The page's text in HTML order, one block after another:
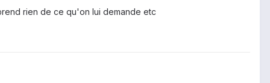
rien de ce qu'on lui demande etc